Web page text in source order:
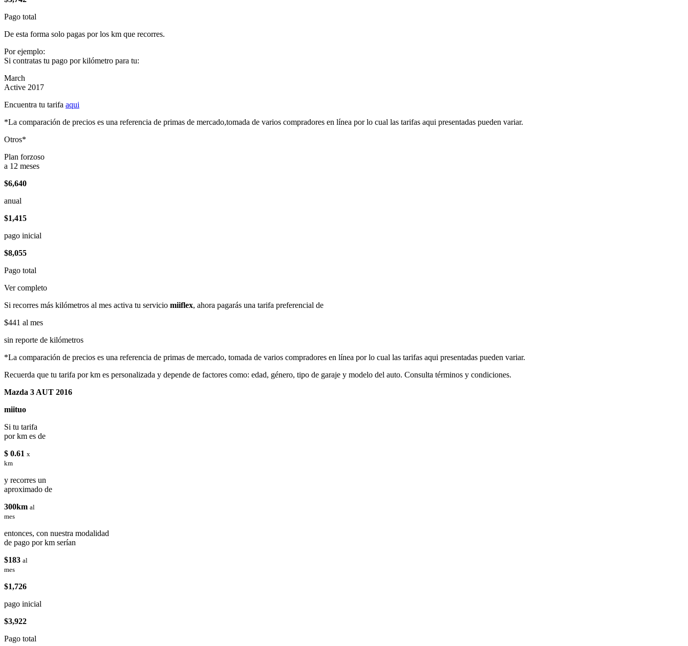
Pago total
De esta forma solo pagas por los km que recorres.
Por ejemplo:
Si contratas tu pago por kilómetro para tu:
March
Active 2017
Encuentra tu tarifa aqui
*La comparación de precios es una referencia de primas de mercado,tomada de varios compradores en línea por lo cual las tarifas aqui presentadas pueden variar.
Otros*
Plan forzoso
a 12 meses
$6,640
anual
$1,415
pago inicial
$8,055
Pago total
Ver completo
Si recorres más kilómetros al mes activa tu servicio miiflex, ahora pagarás una tarifa preferencial de
$441 al mes
sin reporte de kilómetros
*La comparación de precios es una referencia de primas de mercado, tomada de varios compradores en línea por lo cual las tarifas aqui presentadas pueden variar.
Recuerda que tu tarifa por km es personalizada y depende de factores como: edad, género, tipo de garaje y modelo del auto. Consulta términos y condiciones.
Mazda 3 AUT 2016
miituo
Si tu tarifa
por km es de
$ 0.61 x
km
y recorres un
aproximado de
300km al
mes
entonces, con nuestra modalidad
de pago por km serían
$183 al
mes
$1,726
pago inicial
$3,922
Pago total